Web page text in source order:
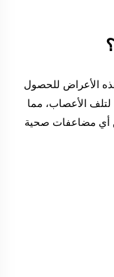
الأعراض للحصول
الأعصاب، مما
أي مضاعفات صحية